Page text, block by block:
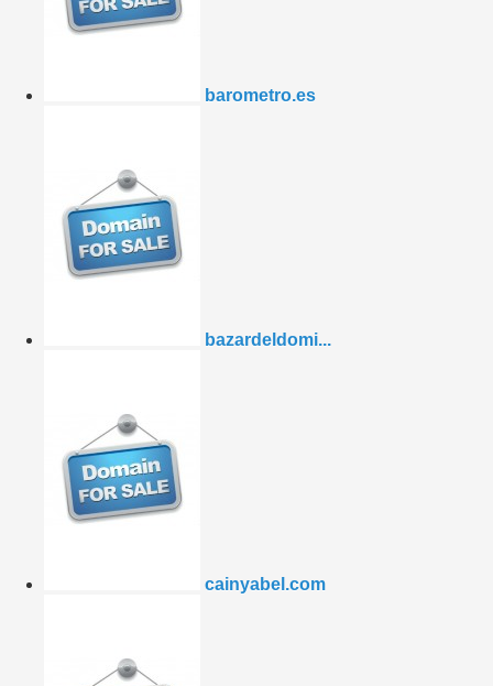
barometro.es
bazardeldomi...
cainyabel.com